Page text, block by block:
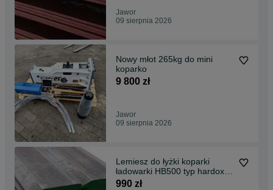
Jawor
09 sierpnia 2026
Nowy młot 265kg do mini
koparko
9 800 zł
Jawor
09 sierpnia 2026
Lemiesz do łyżki koparki
ładowarki HB500 typ hardox
40mm 1m
990 zł